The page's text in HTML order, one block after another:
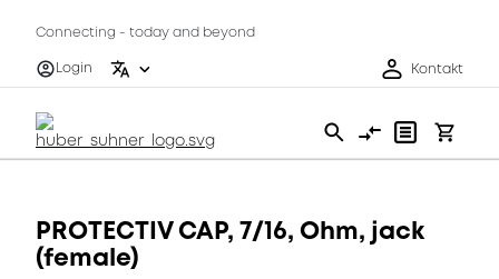
Connecting - today and beyond
Login
Kontakt
PROTECTIV CAP, 7/16, Ohm, jack
(female)